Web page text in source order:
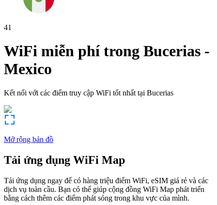
41
WiFi miễn phí trong Bucerias -
Mexico
Kết nối với các điểm truy cập WiFi tốt nhất tại Bucerias
Mở rộng bản đồ
Tải ứng dụng WiFi Map
Tải ứng dụng ngay để có hàng triệu điểm WiFi, eSIM giá rẻ và các
dịch vụ toàn cầu. Bạn có thể giúp cộng đồng WiFi Map phát triển
bằng cách thêm các điểm phát sóng trong khu vực của mình.